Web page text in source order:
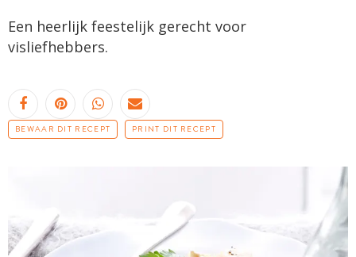
Een heerlijk feestelijk gerecht voor
visliefhebbers.
BEWAAR DIT RECEPT PRINT DIT RECEPT